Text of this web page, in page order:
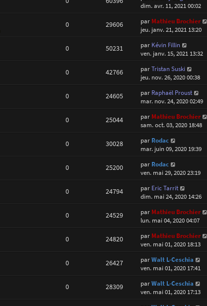
dim. avr. 11, 2021 00:02
0 29606 par Mathieu Brochier
jeu. janv. 21, 2021 13:20
0 50231 par Kévin Fillin
ven. janv. 15, 2021 13:32
0 42766 parTristan Suski
jeu. nov. 26, 2020 00:38
0 24605 par Raphaël Proust
mar. nov. 24, 2020 02:49
0 25044 par Mathieu Brochier
sam. oct. 03, 2020 18:48
0 30028 par Rodac
mar. juin 09, 2020 19:39
0 25200 par Rodac
ven. mai 29, 2020 23:19
0 24794 par Eric Tarrit
dim. mai 24, 2020 14:26
0 24529 par Mathieu Brochier
lun. mai 04, 2020 04:07
0 24820 par Mathieu Brochier
ven. mai 01, 2020 18:13
0 26427 parWalt L-Ceschia
ven. mai 01, 2020 17:41
0 28309 parWalt L-Ceschia
ven. mai 01, 2020 17:13